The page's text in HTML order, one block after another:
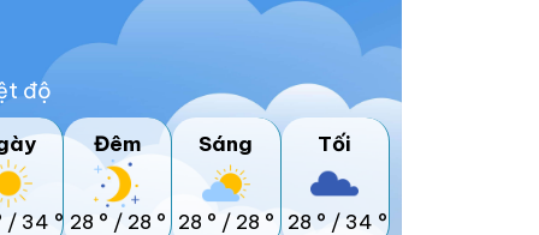
độ
/ 34 °
Đêm
28 ° / 28 °
Sáng
28 ° / 28 °
Tối
28 ° / 34 °